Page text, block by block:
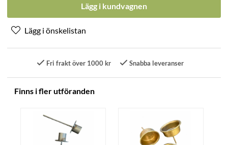
Lägg i kundvagnen
Fri frakt över 1000 kr Snabba leveranser
Finns i fler utföranden